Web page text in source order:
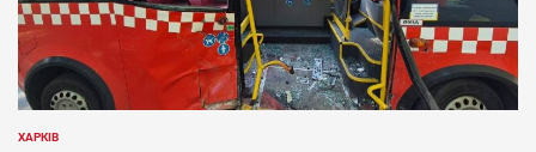
ОПУБЛІКУВАТИ
ХАРКІВ